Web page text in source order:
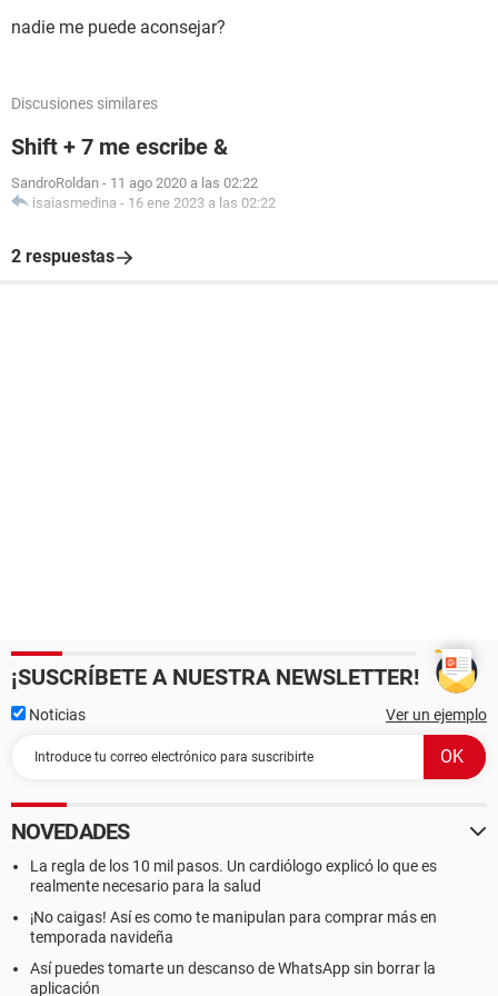
nadie me puede aconsejar?
Discusiones similares
Shift + 7 me escribe &
SandroRoldan - 11 ago 2020 a las 02:22
isaiasmedina - 16 ene 2023 a las 02:22
2 respuestas
¡SUSCRÍBETE A NUESTRA NEWSLETTER!
Noticias Ver un ejemplo
NOVEDADES
La regla de los 10 mil pasos. Un cardiólogo explicó lo que es
realmente necesario para la salud
¡No caigas! Así es como te manipulan para comprar más en
temporada navideña
Así puedes tomarte un descanso de WhatsApp sin borrar la
aplicación